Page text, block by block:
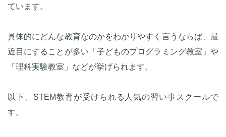
ています。
具体的にどんな教育なのかをわかりやすく言うならば、最
近目にすることが多い「子どものプログラミング教室」や
「理科実験教室」などが挙げられます。
以下、STEM教育が受けられる人気の習い事スクールで
す。